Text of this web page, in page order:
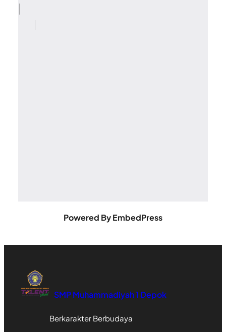
Powered By EmbedPress
SMP Muhammadiyah 1 Depok
Berkarakter Berbudaya